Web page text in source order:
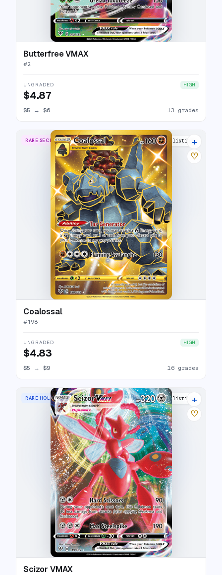
Butterfree VMAX
#2
UNGRADED HIGH
$4.87
$5 → $6 13 grades
RARE SECRET 20 listings
+
♡
Coalossal
#198
UNGRADED HIGH
$4.83
$5 → $9 16 grades
RARE HOLO VMAX 17 listings
+
♡
Scizor VMAX